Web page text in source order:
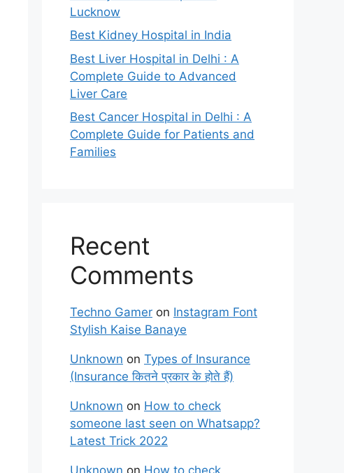
Lucknow
Best Kidney Hospital in India
Best Liver Hospital in Delhi : A
Complete Guide to Advanced
Liver Care
Best Cancer Hospital in Delhi : A
Complete Guide for Patients and
Families
Recent
Comments
Techno Gamer on Instagram Font
Stylish Kaise Banaye
Unknown on Types of Insurance
(Insurance कितने प्रकार के होते हैं)
Unknown on How to check
someone last seen on Whatsapp?
Latest Trick 2022
Unknown on How to check